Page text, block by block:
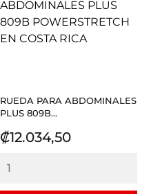
RUEDA PARA ABDOMINALES
PLUS 809B...
Precio
₡12.034,50